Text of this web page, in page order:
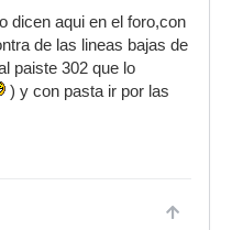
dicen aqui en el foro,con
de las lineas bajas de
paiste 302 que lo
) y con pasta ir por las